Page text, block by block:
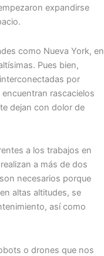
expandirse
como Nueva York, en
Pues bien,
por
rascacielos
dejan con dolor de
a los trabajos en
a más de dos
necesarios porque
altas altitudes, se
así como
o drones que nos